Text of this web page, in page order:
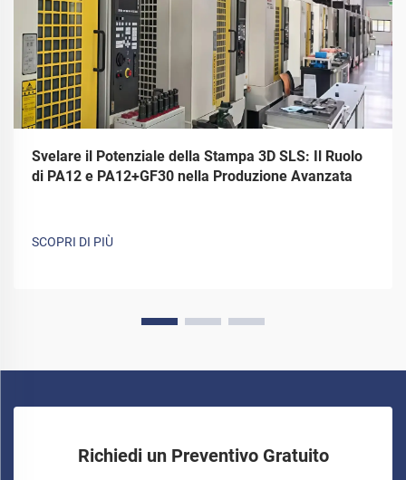
Svelare il Potenziale della Stampa 3D SLS: Il Ruolo
di PA12 e PA12+GF30 nella Produzione Avanzata
SCOPRI DI PIÙ
Richiedi un Preventivo Gratuito